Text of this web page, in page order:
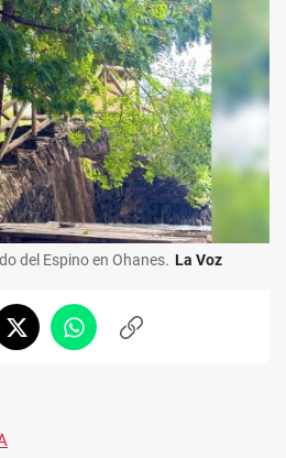
del Espino en Ohanes. La Voz
TwitterWhatsappCopiar